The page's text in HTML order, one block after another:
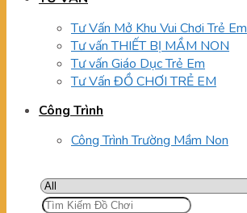
Tư Vấn Mở Khu Vui Chơi Trẻ Em
Tư vấn THIẾT BỊ MẦM NON
Tư vấn Giáo Dục Trẻ Em
Tư Vấn ĐỒ CHƠI TRẺ EM
Công Trình
Công Trình Trường Mầm Non
Tìm